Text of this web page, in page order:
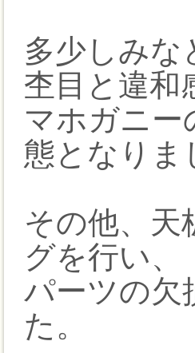
多少しみな
杢目と違和
マホガニー
態となりま
その他、天
グを行い、
パーツの欠
た。